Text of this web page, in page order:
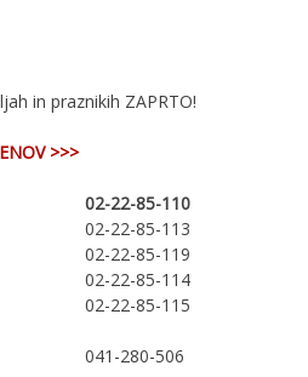
in praznikih ZAPRTO!
>>>
02-22-85-110
02-22-85-113
02-22-85-119
02-22-85-114
02-22-85-115
041-280-506